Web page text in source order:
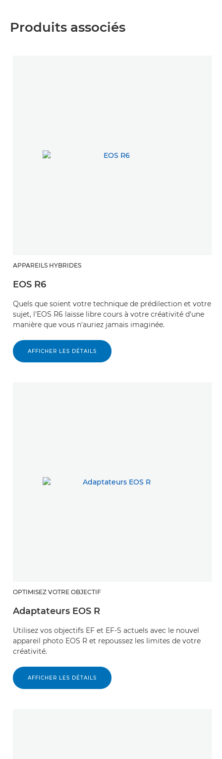
Produits associés
APPAREILS HYBRIDES
EOS R6
Quels que soient votre technique de prédilection et votre
sujet, l'EOS R6 laisse libre cours à votre créativité d'une
manière que vous n'auriez jamais imaginée.
AFFICHER LES DÉTAILS
OPTIMISEZ VOTRE OBJECTIF
Adaptateurs EOS R
Utilisez vos objectifs EF et EF-S actuels avec le nouvel
appareil photo EOS R et repoussez les limites de votre
créativité.
AFFICHER LES DÉTAILS